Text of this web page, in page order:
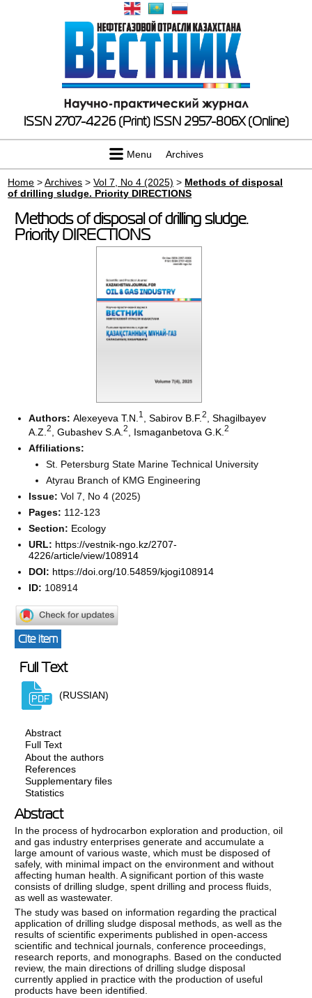
ISSN 2707-4226 (Print) ISSN 2957-806X (Online)
Menu Archives
Home >Archives >Vol 7, No 4 (2025) > Methods of disposal
of drilling sludge. Priority DIRECTIONS
Methods of disposal of drilling sludge.
Priority DIRECTIONS
Authors:Alexeyeva T.N. 1 ,Sabirov B.F.2 ,Shagilbayev
A.Z.2 ,Gubashev S.A.2 Ismaganbetova G.K.2
Affiliations:
St. Petersburg State Marine Technical University
Atyrau Branch of KMG Engineering
Issue:Vol 7, No 4 (2025)
Pages: 112-123
Section: Ecology
URL: https://vestnik-ngo.kz/2707-
4226/article/view/108914
DOI: https://doi.org/10.54859/kjogi108914
ID: 108914
Cite item
Full Text
(RUSSIAN)
Abstract
Full Text
About the authors
References
Supplementary files
Statistics
Abstract
In the process of hydrocarbon exploration and production, oil
and gas industry enterprises generate and accumulate a
large amount of various waste, which must be disposed of
safely, with minimal impact on the environment and without
affecting human health. A significant portion of this waste
consists of drilling sludge, spent drilling and process fluids,
as well as wastewater.
The study was based on information regarding the practical
application of drilling sludge disposal methods, as well as the
results of scientific experiments published in open-access
scientific and technical journals, conference proceedings,
research reports, and monographs. Based on the conducted
review, the main directions of drilling sludge disposal
currently applied in practice with the production of useful
products have been identified.